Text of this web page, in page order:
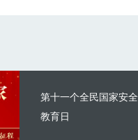
第十一个全民国家安全
教育日